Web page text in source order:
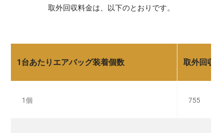
取外回収料金は、以下のとおりです。
1台あたりエアバッグ装着個数
1個
取外回収
755